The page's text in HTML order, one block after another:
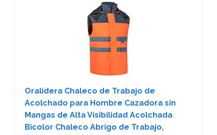
Oralidera Chaleco de Trabajo de
Acolchado para Hombre Cazadora sin
Mangas de Alta Visibilidad Acolchada
Bicolor Chaleco Abrigo de Trabajo,